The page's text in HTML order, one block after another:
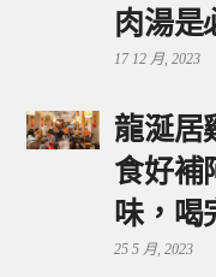
肉湯是
17 12 月, 2023
龍涎居
食好補
味，喝
25 5 月, 2023